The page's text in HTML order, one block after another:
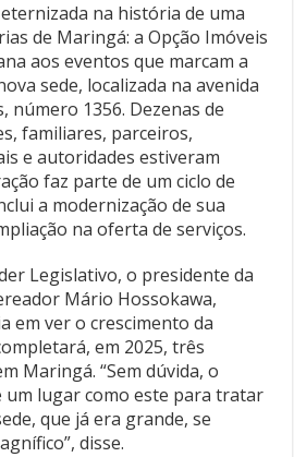
na história de uma
de Maringá: a Opção Imóveis
aos eventos que marcam a
sede, localizada na avenida
número 1356. Dezenas de
familiares, parceiros,
e autoridades estiveram
faz parte de um ciclo de
a modernização de sua
na oferta de serviços.
Legislativo, o presidente da
Mário Hossokawa,
em ver o crescimento da
em 2025, três
Maringá. “Sem dúvida, o
um lugar como este para tratar
que já era grande, se
disse.